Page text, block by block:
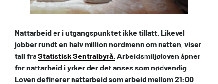
Nattarbeid er i utgangspunktet ikke tillatt. Likevel
jobber rundt en halv million nordmenn om natten, viser
tall fraStatistisk Sentralbyrå. Arbeidsmiljøloven åpner
for nattarbeid i yrker der det anses som nødvendig.
Loven definerer nattarbeid som arbeid mellom 21:00